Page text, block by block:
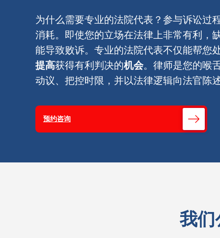
预约咨询
为什么需要专业的法院代表？参与诉讼过
消耗。即使您的立场在法律上非常有利，
能导致败诉。专业的法院代表不仅能帮您
提高获得有利判决的机会。律师是您的喉
动议、把控时限，并以法律逻辑向法官陈
我们